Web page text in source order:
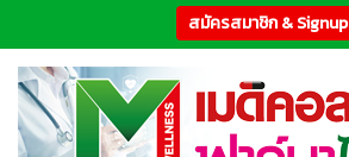
สมัครสมาชิก & Signup